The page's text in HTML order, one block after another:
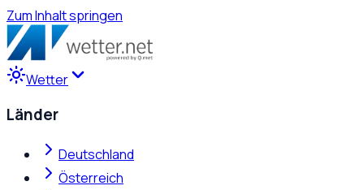
Zum Inhalt springen
Wetter
Länder
Deutschland
Österreich